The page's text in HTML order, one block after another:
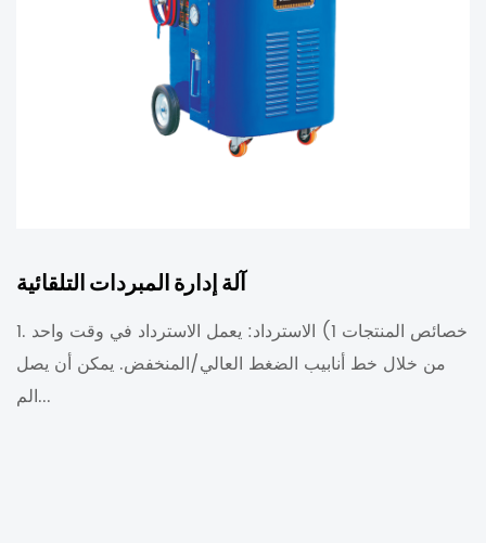
آلة إدارة المبردات التلقائية
1. خصائص المنتجات 1) الاسترداد: يعمل الاسترداد في وقت واحد
من خلال خط أنابيب الضغط العالي/المنخفض. يمكن أن يصل
الم...